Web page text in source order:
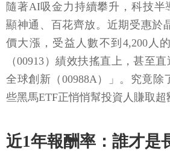
隨著AI吸金力持續攀升，科技半
顯神通、百花齊放。近期受惠於
價大漲，受益人數不到4,200人
（00913）績效扶搖直上，甚至
全球創新（00988A）」。究竟除
些黑馬ETF正悄悄幫投資人賺取超
近1年報酬率：誰才是